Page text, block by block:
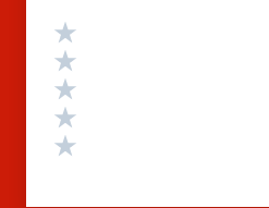
Valutazione